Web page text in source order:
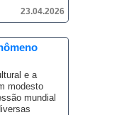
23.04.2026
e a
modesto
mundial